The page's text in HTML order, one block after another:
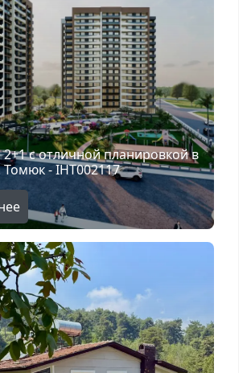
с отличной планировкой в
- IHT002117